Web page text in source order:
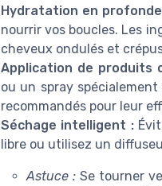
Hydratation en
nourrir vos boucles. Les
cheveux ondulés et
Application de produits
ou un spray
recommandés pour leur
Séchage intelligent :
libre ou utilisez un
Astuce : Se tourner